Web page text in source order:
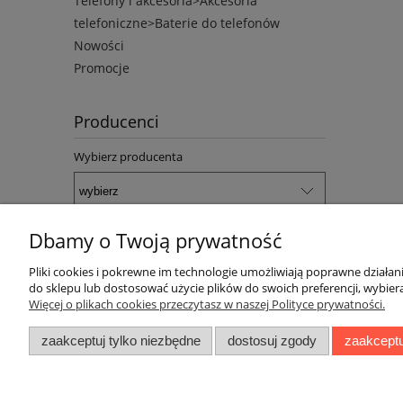
telefoniczne>Baterie do telefonów
Nowości
Promocje
Producenci
Wybierz producenta
Pomoc
Zwroty i reklamacje
Regulamin
Moje
Twoje
Dbamy o Twoją prywatność
Pliki cookies i pokrewne im technologie umożliwiają poprawne
do sklepu lub dostosować użycie plików do swoich preferencji,
Więcej o plikach cookies przeczytasz w naszej Polityce prywatności.
zaakceptuj tylko niezbędne dostosuj zgody